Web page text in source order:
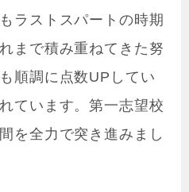
ラストスパートの時期
まで積み重ねてきた努
順調に点数UPしてい
ています。第一志望校
を全力で突き進みまし